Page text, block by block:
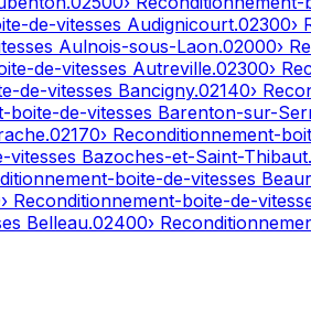
de-vitesses Audignicourt.02300›
Aulnois-sous-Laon.02000›
de-vitesses Autreville.02300›
de-vitesses Bancigny.02140›
boite-de-vitesses Barenton-sur-
.02170› Reconditionnement-
vitesses Bazoches-et-Saint-Thibaut.
boite-de-vitesses
› Reconditionnement-boite-de-
Belleau.02400›